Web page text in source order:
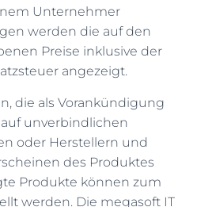
Unternehmer
werden die auf den
Preise inklusive der
angezeigt.
die als Vorankündigung
unverbindlichen
oder Herstellern und
des Produktes
Produkte können zum
werden. Die megasoft IT